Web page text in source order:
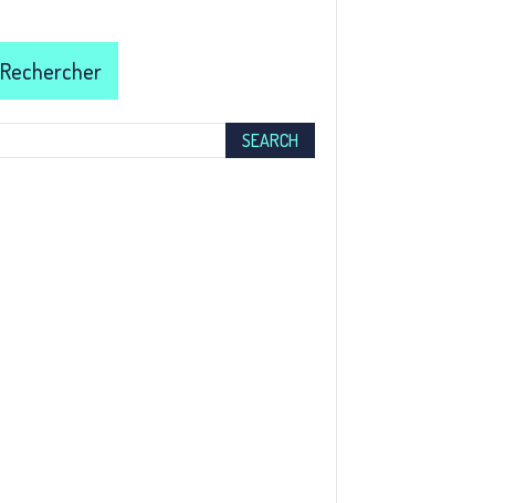
Rechercher